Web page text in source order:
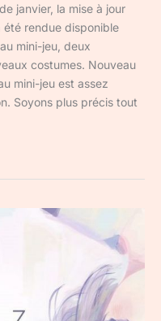
janvier, la mise à jour
rendue disponible
mini-jeu, deux
costumes. Nouveau
mini-jeu est assez
Soyons plus précis tout